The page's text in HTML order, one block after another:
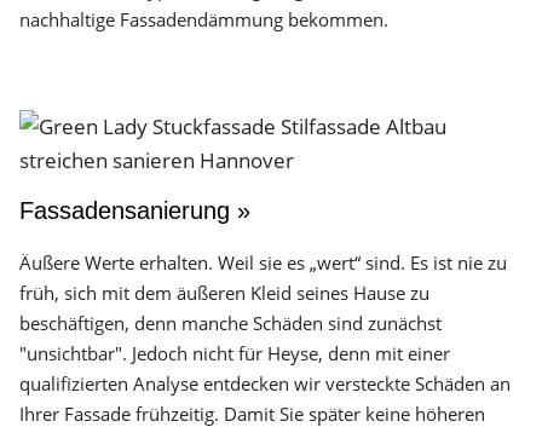
nachhaltige Fassadendämmung bekommen.
Fassadensanierung »
Äußere Werte erhalten. Weil sie es „wert“ sind. Es ist nie zu
früh, sich mit dem äußeren Kleid seines Hause zu
beschäftigen, denn manche Schäden sind zunächst
"unsichtbar". Jedoch nicht für Heyse, denn mit einer
qualifizierten Analyse entdecken wir versteckte Schäden an
Ihrer Fassade frühzeitig. Damit Sie später keine höheren